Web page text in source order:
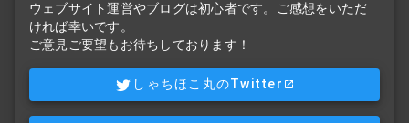
ウェブサイト運営やブログは初心者です。ご感想をいただ
ければ幸いです。
ご意見ご要望もお待ちしております！
しゃちほこ丸のTwitter